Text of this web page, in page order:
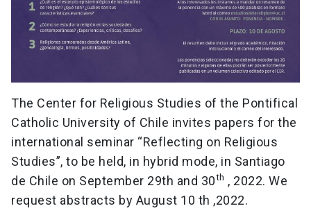
The Center for Religious Studies of the Pontifical
Catholic University of Chile invites papers for the
international seminar “Reflecting on Religious
Studies”, to be held, in hybrid mode, in Santiago
de Chile on September 29th and 30th , 2022. We
request abstracts by August 10 th ,2022.